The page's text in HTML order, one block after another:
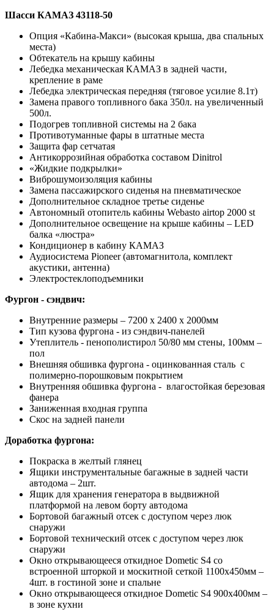
Шасси КАМАЗ 43118-50
Опция «Кабина-Макси» (высокая крыша, два спальных
места)
Обтекатель на крышу кабины
Лебедка механическая КАМАЗ в задней части,
крепление в раме
Лебедка электрическая передняя (тяговое усилие 8.1т)
Замена правого топливного бака 350л. на увеличенный
500л.
Подогрев топливной системы на 2 бака
Противотуманные фары в штатные места
Защита фар сетчатая
Антикоррозийная обработка составом Dinitrol
«Жидкие подкрылки»
Виброшумоизоляция кабины
Замена пассажирского сиденья на пневматическое
Дополнительное складное третье сиденье
Автономный отопитель кабины Webasto airtop 2000 st
Дополнительное освещение на крыше кабины – LED
балка «люстра»
Кондиционер в кабину КАМАЗ
Аудиосистема Pioneer (автомагнитола, комплект
акустики, антенна)
Электростеклоподъемники
Фургон - сэндвич:
Внутренние размеры – 7200 х 2400 х 2000мм
Тип кузова фургона - из сэндвич-панелей
Утеплитель - пенополистирол 50/80 мм стены, 100мм –
пол
Внешняя обшивка фургона - оцинкованная сталь с
полимерно-порошковым покрытием
Внутренняя обшивка фургона - влагостойкая березовая
фанера
Заниженная входная группа
Скос на задней панели
Доработка фургона:
Покраска в желтый глянец
Ящики инструментальные багажные в задней части
автодома – 2шт.
Ящик для хранения генератора в выдвижной
платформой на левом борту автодома
Бортовой багажный отсек с доступом через люк
снаружи
Бортовой технический отсек с доступом через люк
снаружи
Окно открывающееся откидное Dometic S4 со
встроенной шторкой и москитной сеткой 1100x450мм –
4шт. в гостиной зоне и спальне
Окно открывающееся откидное Dometic S4 900x400мм –
в зоне кухни